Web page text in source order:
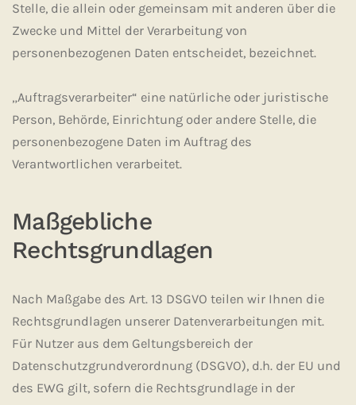
Stelle, die allein oder gemeinsam mit anderen über die
Zwecke und Mittel der Verarbeitung von
personenbezogenen Daten entscheidet, bezeichnet.
„Auftragsverarbeiter“ eine natürliche oder juristische
Person, Behörde, Einrichtung oder andere Stelle, die
personenbezogene Daten im Auftrag des
Verantwortlichen verarbeitet.
Maßgebliche
Rechtsgrundlagen
Nach Maßgabe des Art. 13 DSGVO teilen wir Ihnen die
Rechtsgrundlagen unserer Datenverarbeitungen mit.
Für Nutzer aus dem Geltungsbereich der
Datenschutzgrundverordnung (DSGVO), d.h. der EU und
des EWG gilt, sofern die Rechtsgrundlage in der